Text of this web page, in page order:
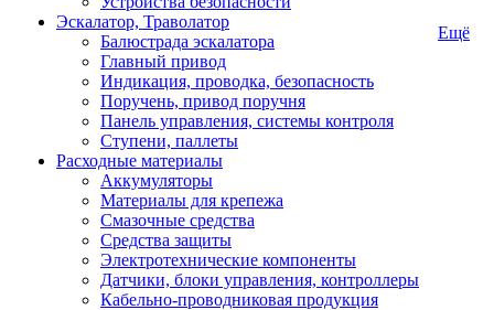
Эскалатор, Траволатор
Балюстрада эскалатора
Главный привод
Индикация, проводка, безопасность
Поручень, привод поручня
Панель управления, системы контроля
Ступени, паллеты
Расходные материалы
Аккумуляторы
Материалы для крепежа
Смазочные средства
Средства защиты
Электротехнические компоненты
Датчики, блоки управления, контроллеры
Кабельно-проводниковая продукция
Ещё